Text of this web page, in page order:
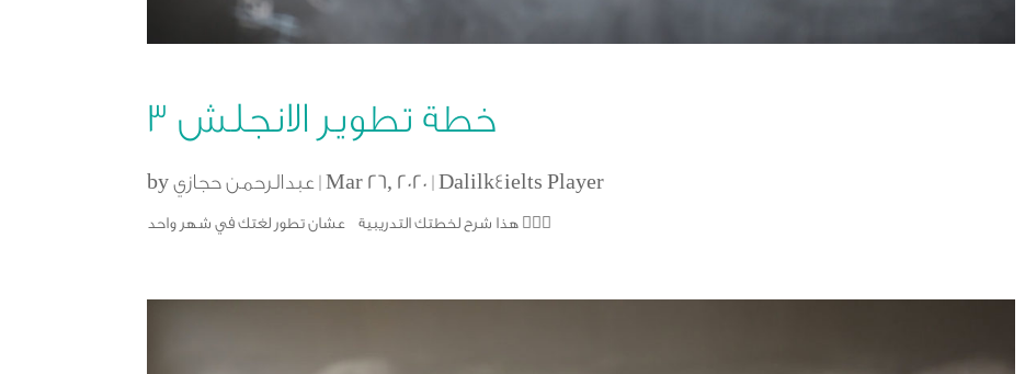
خطة تطوير الانجلش ٣
byعبدالرحمن حجازي|Mar 26, 2020 |Dalilk4ielts Player
هذا شرح لخطتك التدريبية عشان تطور لغتك في شهر واحد 🙅🏻‍♂️